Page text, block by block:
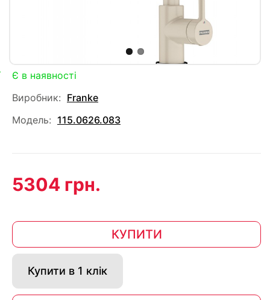
Є в наявності
Виробник: Franke
Модель: 115.0626.083
5304 грн.
КУПИТИ
Купити в 1 клік